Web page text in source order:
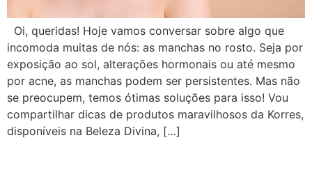
Oi, queridas! Hoje vamos conversar sobre algo que
incomoda muitas de nós: as manchas no rosto. Seja por
exposição ao sol, alterações hormonais ou até mesmo
por acne, as manchas podem ser persistentes. Mas não
se preocupem, temos ótimas soluções para isso! Vou
compartilhar dicas de produtos maravilhosos da Korres,
disponíveis na Beleza Divina, […]